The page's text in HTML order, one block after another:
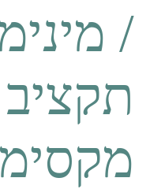
/
תקציב